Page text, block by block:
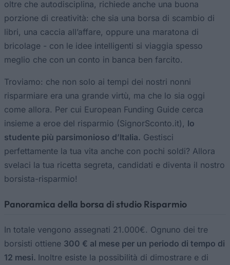
oltre che autodisciplina, richiede anche una buona
porzione di creatività: che sia una borsa di scambio di
libri, una caccia all’affare, oppure una maratona di
bricolage - con le idee intelligenti si viaggia spesso
meglio che con un conto in banca ben farcito.
Troviamo: che non solo ai tempi dei nostri nonni
risparmiare era una grande virtù, ma che lo sia oggi
come allora. Per cui European Funding Guide cerca
insieme a eroe del risparmio (SignorSconto.it), lo
studente più parsimonioso d’Italia. Gestisci
perfettamente la tua vita anche con pochi soldi? Allora
svelaci la tua ricetta segreta, candidati e diventa il nostro
borsista-risparmio!
Panoramica della borsa di studio Risparmio
In totale vengono assegnati 21.000€. Ognuno dei tre
borsisti ottiene 300 € al mese per un periodo di tempo di
12 mesi. Inoltre esiste la possibilità di dimostrare e di